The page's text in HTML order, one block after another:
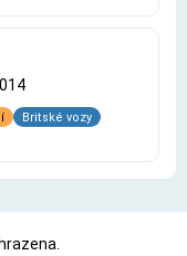
Britské vozy